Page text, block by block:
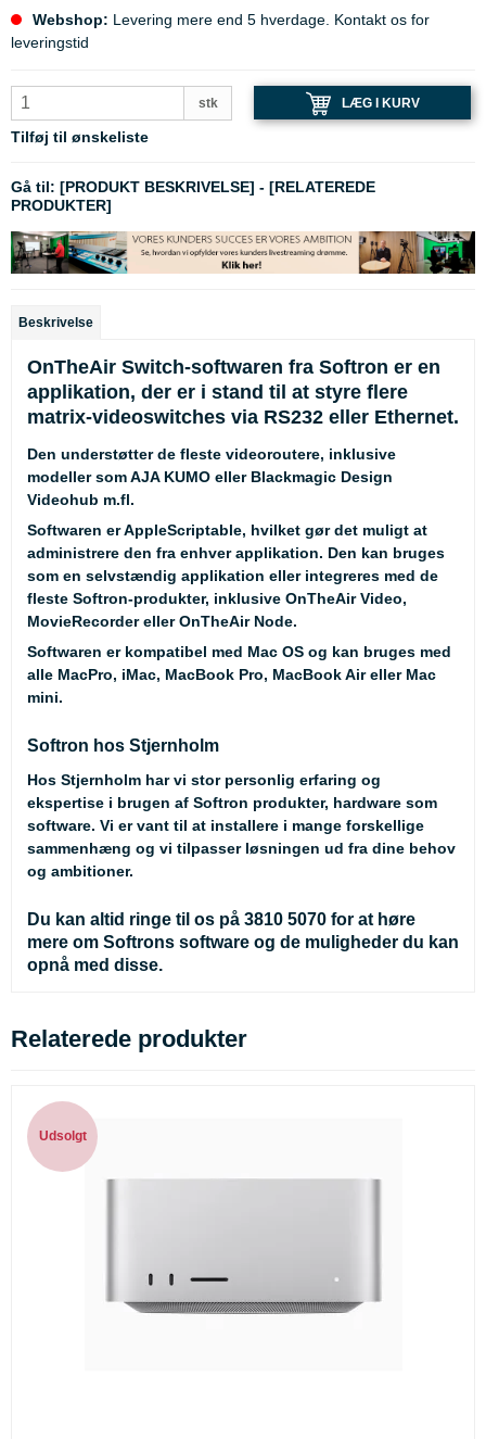
Webshop: Levering mere end 5 hverdage. Kontakt os for
leveringstid
stk LÆG I KURV
Tilføj til ønskeliste
Gå til: [PRODUKT BESKRIVELSE] - [RELATEREDE
PRODUKTER]
Beskrivelse
OnTheAir Switch-softwaren fra Softron er en
applikation, der er i stand til at styre flere
matrix-videoswitches via RS232 eller Ethernet.
Den understøtter de fleste videoroutere, inklusive
modeller som AJA KUMO eller Blackmagic Design
Videohub m.fl.
Softwaren er AppleScriptable, hvilket gør det muligt at
administrere den fra enhver applikation. Den kan bruges
som en selvstændig applikation eller integreres med de
fleste Softron-produkter, inklusive OnTheAir Video,
MovieRecorder eller OnTheAir Node.
Softwaren er kompatibel med Mac OS og kan bruges med
alle MacPro, iMac, MacBook Pro, MacBook Air eller Mac
mini.
Softron hos Stjernholm
Hos Stjernholm har vi stor personlig erfaring og
ekspertise i brugen af Softron produkter, hardware som
software. Vi er vant til at installere i mange forskellige
sammenhæng og vi tilpasser løsningen ud fra dine behov
og ambitioner.
Du kan altid ringe til os på 3810 5070 for at høre
mere om Softrons software og de muligheder du kan
opnå med disse.
Relaterede produkter
Udsolgt